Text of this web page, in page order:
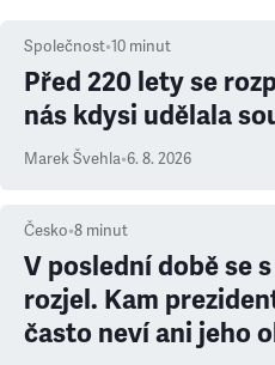
Společnost•10 minut
Před 220 lety se
nás kdysi udělala
Marek Švehla•6. 8. 2026
Česko•8 minut
V poslední době se
rozjel. Kam
často neví ani jeho